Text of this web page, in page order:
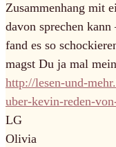
Zusammenhang mit
davon sprechen
fand es so
magst Du ja mal
http://lesen-und-
uber-kevin-reden-
LG
Olivia